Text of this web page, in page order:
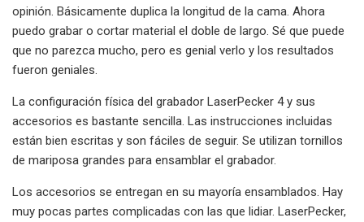
opinión. Básicamente duplica la longitud de la cama. Ahora
puedo grabar o cortar material el doble de largo. Sé que puede
que no parezca mucho, pero es genial verlo y los resultados
fueron geniales.
La configuración física del grabador LaserPecker 4 y sus
accesorios es bastante sencilla. Las instrucciones incluidas
están bien escritas y son fáciles de seguir. Se utilizan tornillos
de mariposa grandes para ensamblar el grabador.
Los accesorios se entregan en su mayoría ensamblados. Hay
muy pocas partes complicadas con las que lidiar. LaserPecker,